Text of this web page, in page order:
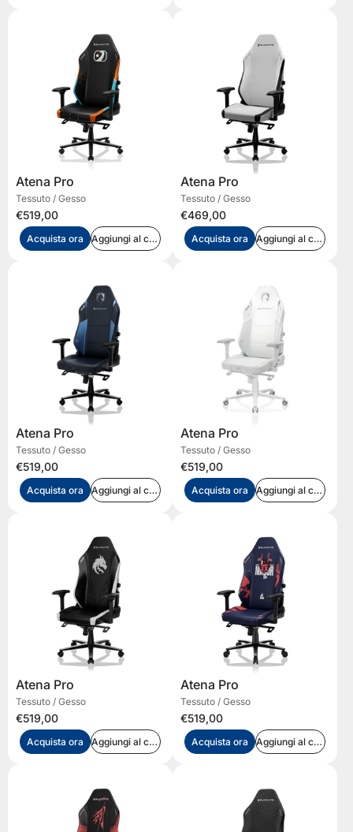
Atena Pro
Tessuto / Gesso
€519,00
Acquista ora Aggiungi al carrello
Atena Pro
Tessuto / Gesso
€469,00
Acquista ora Aggiungi al carrello
Atena Pro
Tessuto / Gesso
€519,00
Acquista ora Aggiungi al carrello
Atena Pro
Tessuto / Gesso
€519,00
Acquista ora Aggiungi al carrello
Atena Pro
Tessuto / Gesso
€519,00
Acquista ora Aggiungi al carrello
Atena Pro
Tessuto / Gesso
€519,00
Acquista ora Aggiungi al carrello